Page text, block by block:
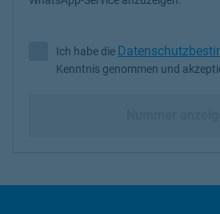
Ich habe die
Ich habe die
Kenntnis genommen und